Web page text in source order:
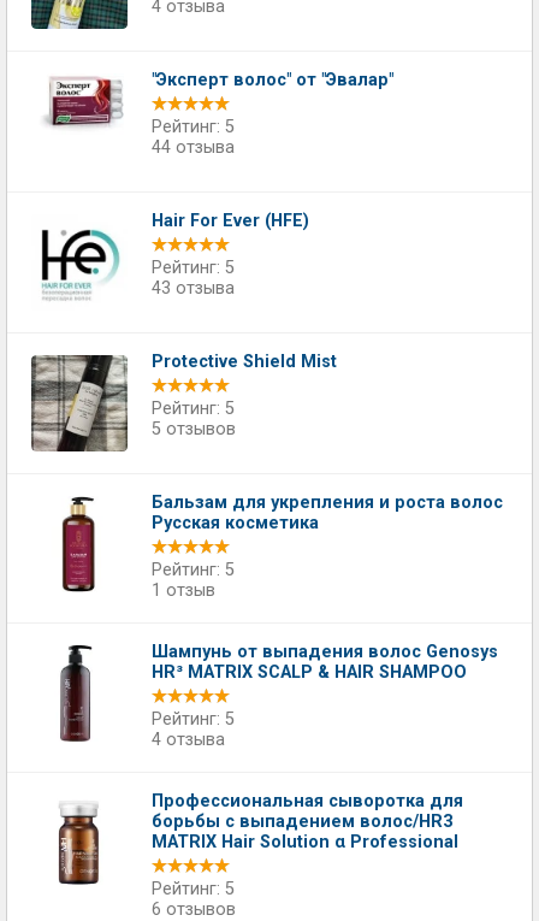
4 отзыва
"Эксперт волос" от "Эвалар"
Рейтинг: 5
44 отзыва
Hair For Ever (HFE)
Рейтинг: 5
43 отзыва
Protective Shield Mist
Рейтинг: 5
5 отзывов
Бальзам для укрепления и роста волос
Русская косметика
Рейтинг: 5
1 отзыв
Шампунь от выпадения волос Genosys
HR³ MATRIX SCALP & HAIR SHAMPOO
Рейтинг: 5
4 отзыва
Профессиональная сыворотка для
борьбы с выпадением волос/HR3
MATRIX Hair Solution α Professional
Рейтинг: 5
6 отзывов